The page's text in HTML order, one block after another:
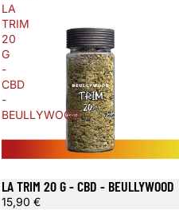
LA
TRIM
20
G
-
CBD
-
BEULLYWOOD
LA TRIM 20 G - CBD - BEULLYWOOD
15,90 €